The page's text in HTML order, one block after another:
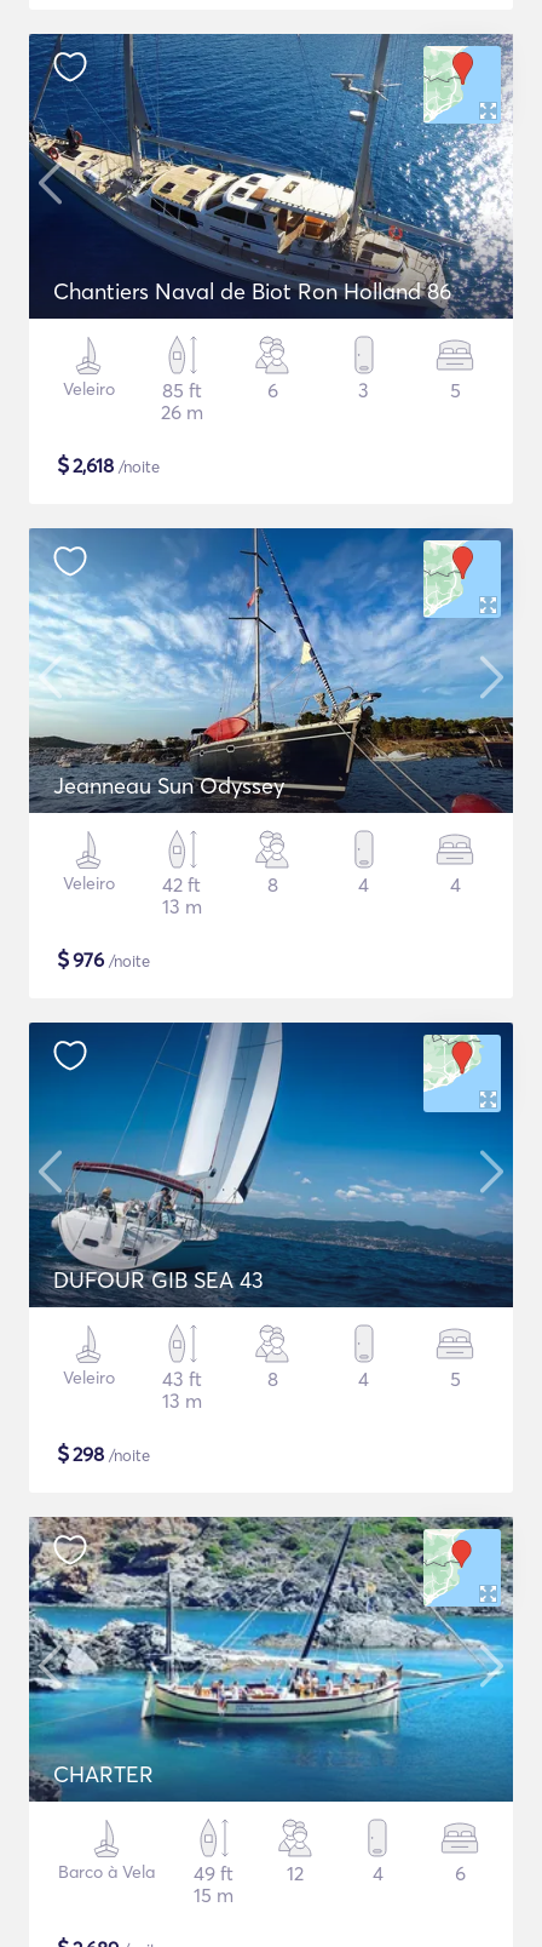
Chantiers Naval de Biot Ron Holland 86
Veleiro
85 ft
26 m
6 3 5
$2,618 /noite
Jeanneau Sun Odyssey
Veleiro
42 ft
13 m
8 4 4
$976 /noite
DUFOUR GIB SEA 43
Veleiro
43 ft
13 m
8 4 5
$298 /noite
CHARTER
Barco à Vela
49 ft
15 m
12 4 6